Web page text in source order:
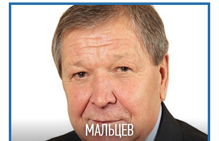
МАЛЬЦЕВ